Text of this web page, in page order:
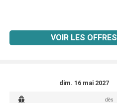
VOIR LES OFFRES
dim. 16 mai 2027
dès